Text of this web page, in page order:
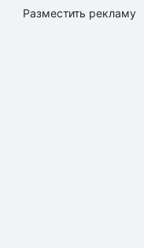
Разместить рекламу